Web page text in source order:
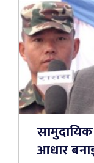
सामुदायिक
आधार